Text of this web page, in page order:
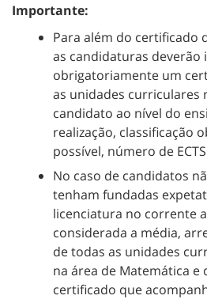
Importante:
Para além do certificado
as candidaturas deverão
obrigatoriamente um
as unidades curriculares
candidato ao nível do
realização, classificação
possível, número de
No caso de candidatos
tenham fundadas
licenciatura no corrente
considerada a média,
de todas as unidades
na área de Matemática e
certificado que